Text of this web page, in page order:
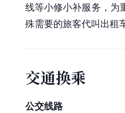
线等小修小补服务，为
殊需要的旅客代叫出租
交通换乘
公交线路